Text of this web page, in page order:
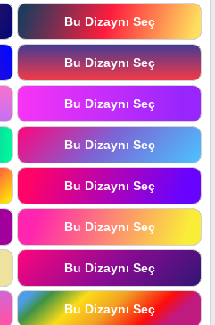
Bu Dizaynı Seç
Bu Dizaynı Seç
Bu Dizaynı Seç
Bu Dizaynı Seç
Bu Dizaynı Seç
Bu Dizaynı Seç
Bu Dizaynı Seç
Bu Dizaynı Seç